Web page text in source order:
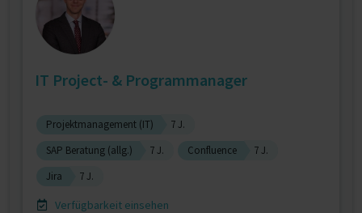
IT Project- & Programmanager
Projektmanagement (IT)
7 J.
SAP Beratung (allg.)
7 J. Confluence
7 J.
Jira
7 J.
Verfügbarkeit einsehen